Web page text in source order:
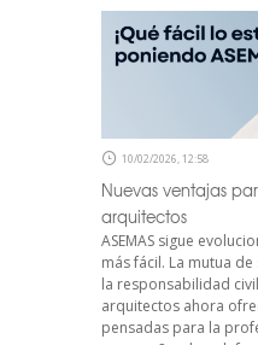
10/02/2026, 12:58
Nuevas ventajas
arquitectos
ASEMAS sigue
más fácil. La mutua
la responsabilidad
arquitectos ahora
pensadas para la